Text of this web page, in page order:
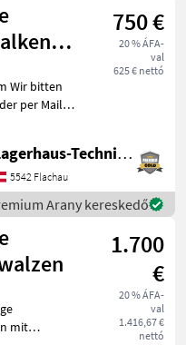
750 €
20 % ÁFA-
val
625 € nettó
per Mail
für die
eventuell
für Sie zu
Lagerhaus-Technik Flachau
5542 Flachau
Arany kereskedő
1.700
€
20 % ÁFA-
val
1.416,67 €
nettó
mit